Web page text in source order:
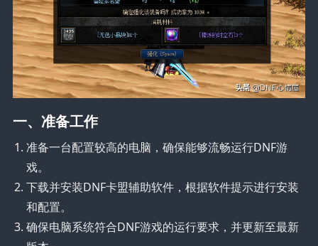
一、准备工作
准备一台配置较高的电脑，确保能够流畅运行DNF游
戏。
下载并安装DNF卡盟辅助软件，根据软件提示进行安装
和配置。
确保电脑系统符合DNF游戏的运行要求，并更新至最新